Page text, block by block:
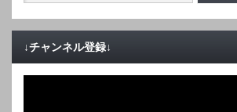
↓チャンネル登録↓